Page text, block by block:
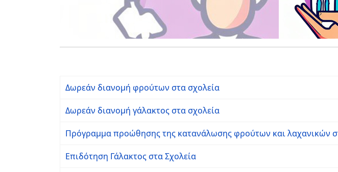
Δωρεάν διανομή φρούτων στα σχολεία
Δωρεάν διανομή γάλακτος στα σχολεία
Πρόγραμμα προώθησης της κατανάλωσης φρούτων και λαχανικών
Επιδότηση Γάλακτος στα Σχολεία